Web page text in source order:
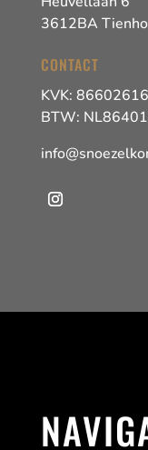
3612BA
CONTACT
KVK: 86602616
BTW: